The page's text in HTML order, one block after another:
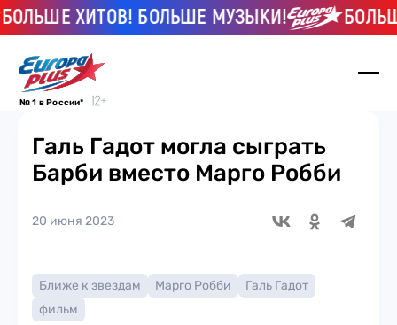
ХИТОВ! БОЛЬШЕ МУЗЫКИ!
№ 1 в России*
Галь Гадот могла сыграть
Барби вместо Марго Робби
20 июня 2023
Ближе к звездам Марго Робби
Галь Гадот
фильм